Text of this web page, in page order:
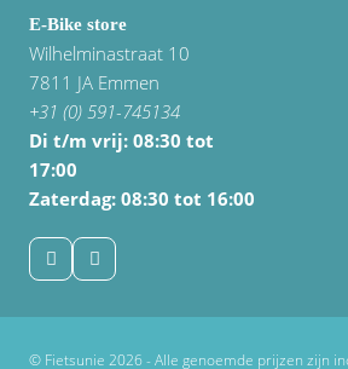
E-Bike store
Wilhelminastraat 10
7811 JA Emmen
+31 (0) 591-745134
Di t/m vrij: 08:30 tot
17:00
Zaterdag: 08:30 tot 16:00
© Fietsunie 2026 - Alle genoemde prijzen zijn